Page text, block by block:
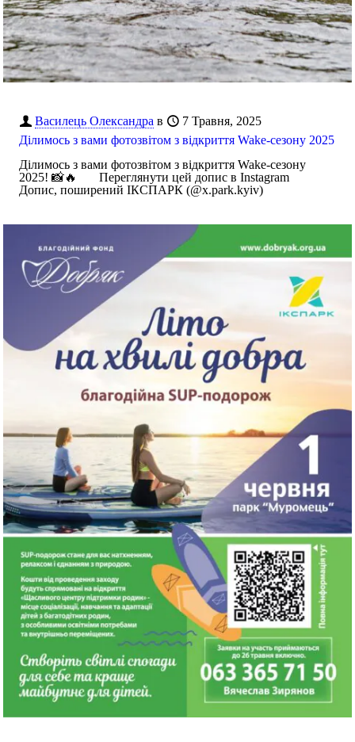
Василець Олександра в
7 Травня, 2025
Ділимось з вами фотозвітом з відкриття Wake-сезону 2025
Ділимось з вами фотозвітом з відкриття Wake-сезону
2025! 📸🔥 Переглянути цей допис в Instagram
Допис, поширений ІКСПАРК (@x.park.kyiv)